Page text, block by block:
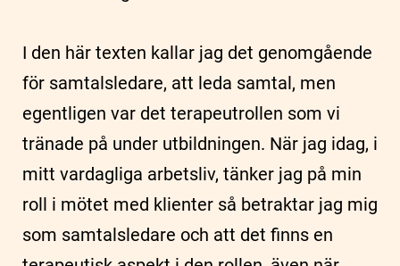
I den här texten kallar jag det genomgående
för samtalsledare, att leda samtal, men
egentligen var det terapeutrollen som vi
tränade på under utbildningen. När jag idag, i
mitt vardagliga arbetsliv, tänker jag på min
roll i mötet med klienter så betraktar jag mig
som samtalsledare och att det finns en